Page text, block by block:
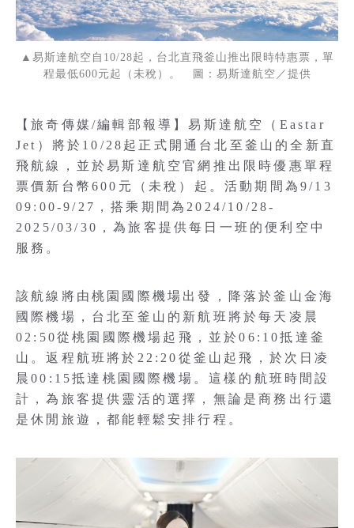
▲易斯達航空自10/28起，台北直飛釜山推出限時特惠票，單
程最低600元起（未稅）。 圖：易斯達航空／提供
【旅奇傳媒/編輯部報導】易斯達航空（Eastar
Jet）將於10/28起正式開通台北至釜山的全新直
飛航線，並於易斯達航空官網推出限時優惠單程
票價新台幣600元（未稅）起。活動期間為9/13
09:00-9/27，搭乘期間為2024/10/28-
2025/03/30，為旅客提供每日一班的便利空中
服務。
該航線將由桃園國際機場出發，降落於釜山金海
國際機場，台北至釜山的新航班將於每天凌晨
02:50從桃園國際機場起飛，並於06:10抵達釜
山。返程航班將於22:20從釜山起飛，於次日凌
晨00:15抵達桃園國際機場。這樣的航班時間設
計，為旅客提供靈活的選擇，無論是商務出行還
是休閒旅遊，都能輕鬆安排行程。